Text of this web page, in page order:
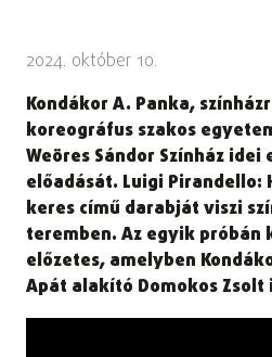
2024. október 10.
Kondákor A. Panka,
koreográfus szakos
Weöres Sándor Színház
előadását. Luigi Pirandello:
keres című darabját viszi
teremben. Az egyik próbán
előzetes, amelyben
Apát alakító Domokos Zsolt